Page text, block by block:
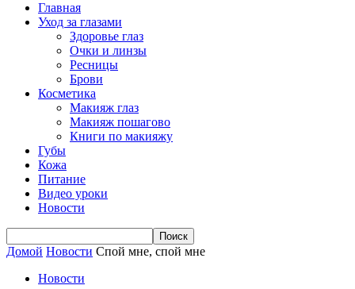
Главная
Уход за глазами
Здоровье глаз
Очки и линзы
Ресницы
Брови
Косметика
Макияж глаз
Макияж пошагово
Книги по макияжу
Губы
Кожа
Питание
Видео уроки
Новости
Домой Новости Спой мне, спой мне
Новости